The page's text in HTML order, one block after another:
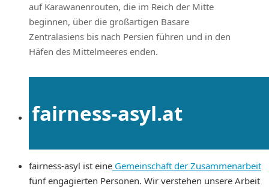
auf Karawanenrouten, die im Reich der Mitte
beginnen, über die großartigen Basare
Zentralasiens bis nach Persien führen und in den
Häfen des Mittelmeeres enden.
fairness-asyl.at
fairness-asyl ist eine Gemeinschaft der Zusammenarbeit
fünf engagierten Personen. Wir verstehen unsere Arbeit